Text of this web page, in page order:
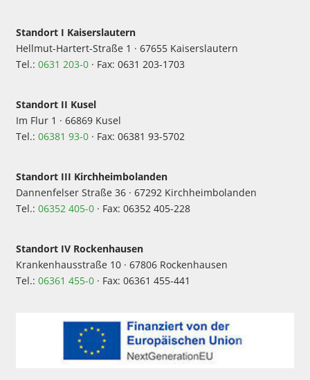
Standort I Kaiserslautern
Hellmut-Hartert-Straße 1 · 67655 Kaiserslautern
Tel.: 0631 203-0 · Fax: 0631 203-1703
Standort II Kusel
Im Flur 1 · 66869 Kusel
Tel.: 06381 93-0 · Fax: 06381 93-5702
Standort III Kirchheimbolanden
Dannenfelser Straße 36 · 67292 Kirchheimbolanden
Tel.: 06352 405-0 · Fax: 06352 405-228
Standort IV Rockenhausen
Krankenhausstraße 10 · 67806 Rockenhausen
Tel.: 06361 455-0 · Fax: 06361 455-441